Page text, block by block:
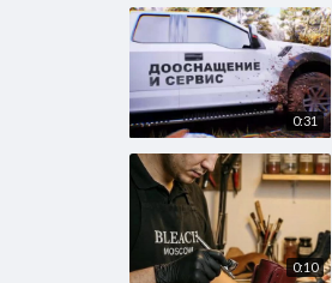
0:31
0:10